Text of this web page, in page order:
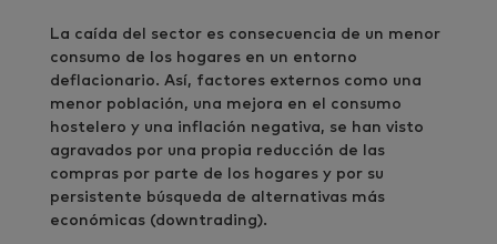
La caída del sector es consecuencia de un menor
consumo de los hogares en un entorno
deflacionario. Así, factores externos como una
menor población, una mejora en el consumo
hostelero y una inflación negativa, se han visto
agravados por una propia reducción de las
compras por parte de los hogares y por su
persistente búsqueda de alternativas más
económicas (downtrading).